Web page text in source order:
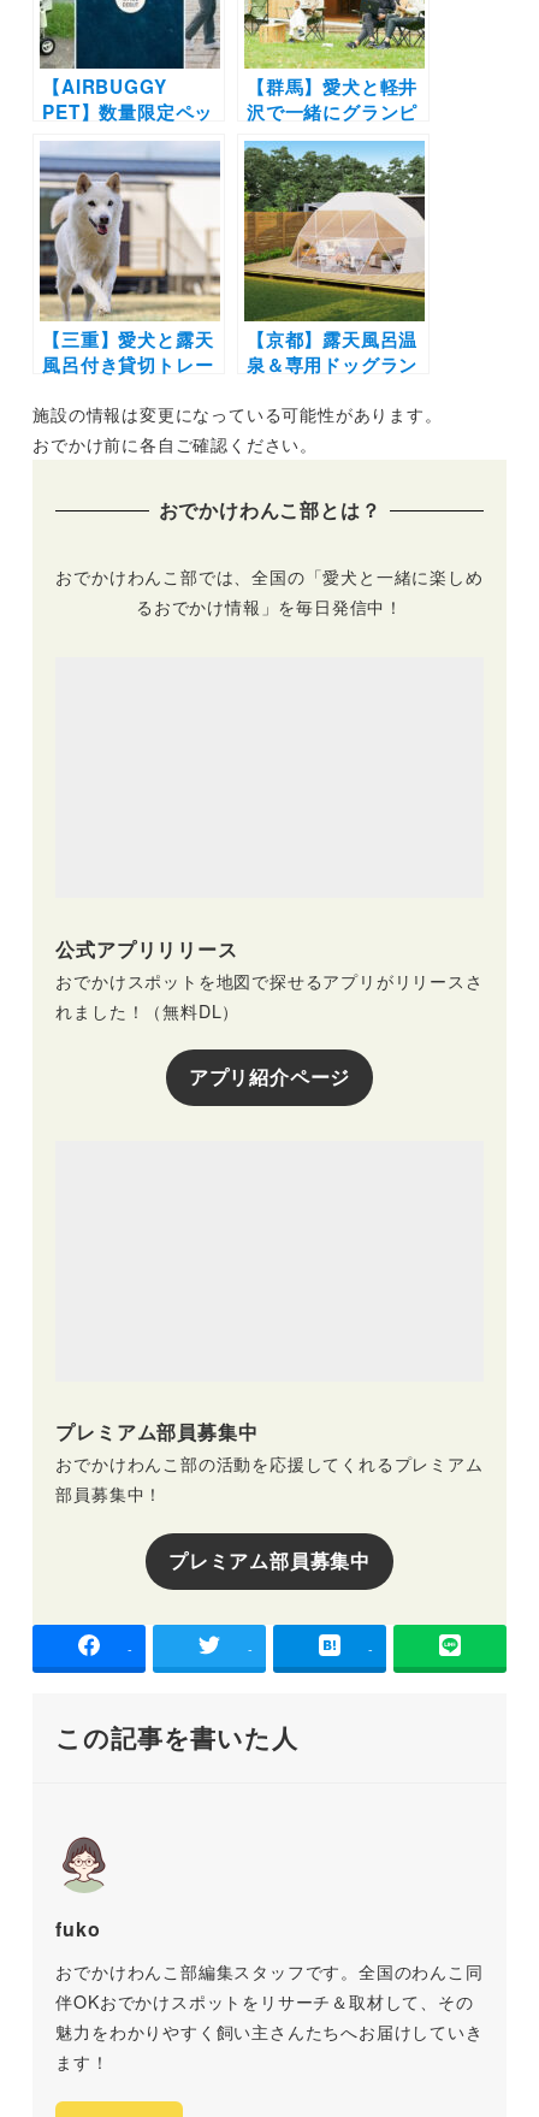
【AIRBUGGY
PET】数量限定ペッ
トカート！高級感溢
れる特別モデル”
CRUISE LINE”が
2024年7月1日より
予約販売開始！
【群馬】愛犬と軽井
沢で一緒にグランピ
ング＆ワーケーショ
ンできるプランが
「RITA’S RANCH
南軽井沢」で予約受
付開始！愛犬もドッ
グトレーニンング♪
【三重】愛犬と露天
風呂付き貸切トレー
ピング！専用ドッグ
ランも | 「Luxury
プン
【京都】露天風呂温
泉＆専用ドッグラン
で愛犬とグランピン
グ！「アクアヴィレ
ンドオープン
施設の情報は変更になっている可能性があります。
おでかけ前に各自ご確認ください。
おでかけわんこ部とは？
おでかけわんこ部では、全国の「愛犬と一緒に楽しめ
るおでかけ情報」を毎日発信中！
公式アプリリリース
おでかけスポットを地図で探せるアプリがリリースさ
れました！（無料DL）
アプリ紹介ページ
プレミアム部員募集中
おでかけわんこ部の活動を応援してくれるプレミアム
部員募集中！
プレミアム部員募集中
- - -
この記事を書いた人
fuko
おでかけわんこ部編集スタッフです。全国のわんこ同
伴OKおでかけスポットをリサーチ＆取材して、その
魅力をわかりやすく飼い主さんたちへお届けしていき
ます！